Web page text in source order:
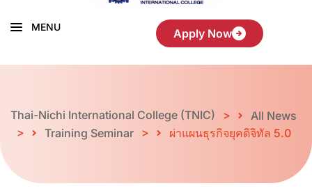
MENU Apply Now
Thai-Nichi International College (TNIC) >
All News
>
Training Seminar > ผ่าแผนธุรกิจยุคดิจิทัล 5.0